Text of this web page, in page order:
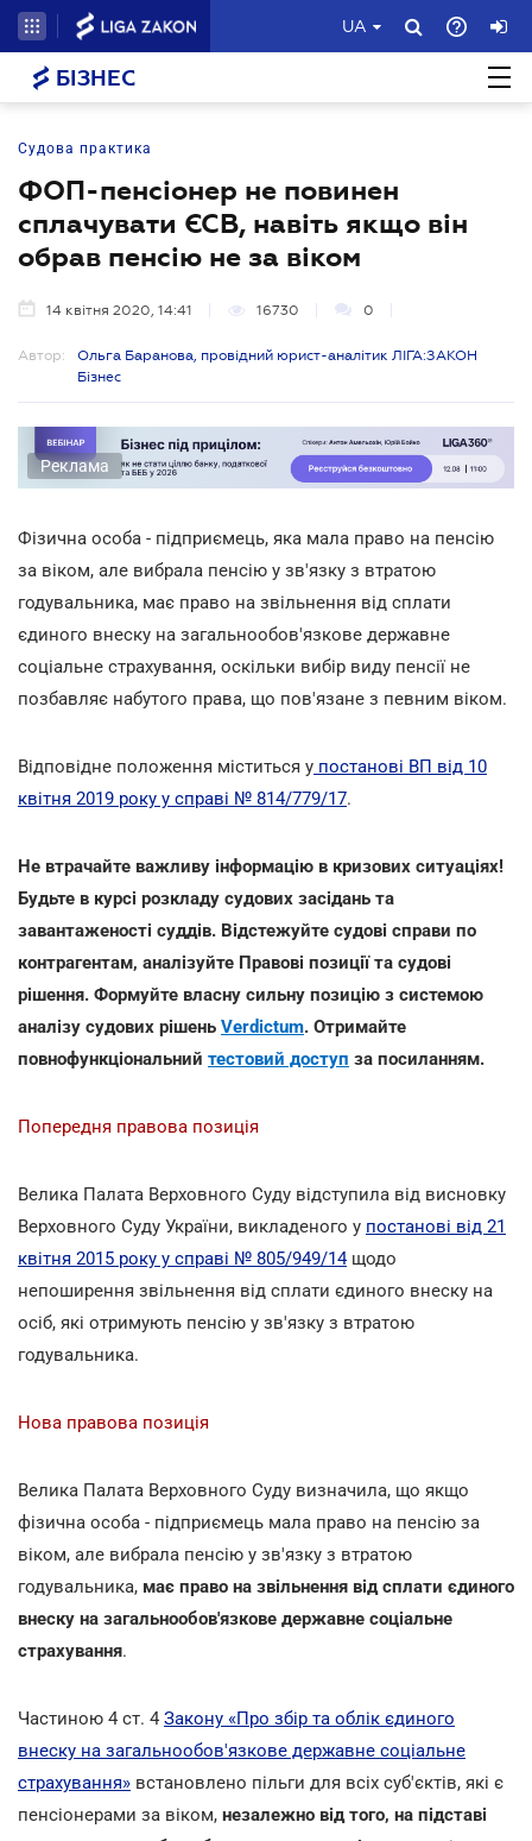
UA
БІЗНЕС
Судова практика
ФОП-пенсіонер не повинен
сплачувати ЄСВ, навіть якщо він
обрав пенсію не за віком
14 квітня 2020, 14:41 16730 0
Автор:
Ольга Баранова, провідний юрист-аналітик ЛІГА:ЗАКОН
Бізнес
Реклама
Фізична особа - підприємець, яка мала право на пенсію
за віком, але вибрала пенсію у зв'язку з втратою
годувальника, має право на звільнення від сплати
єдиного внеску на загальнообов'язкове державне
соціальне страхування, оскільки вибір виду пенсії не
позбавляє набутого права, що пов'язане з певним віком.
Відповідне положення міститься у постанові ВП від 10
квітня 2019 року у справі № 814/779/17.
Не втрачайте важливу інформацію в кризових ситуаціях!
Будьте в курсі розкладу судових засідань та
завантаженості суддів. Відстежуйте судові справи по
контрагентам, аналізуйте Правові позиції та судові
рішення. Формуйте власну сильну позицію з системою
аналізу судових рішень Verdictum. Отримайте
повнофункціональний тестовий доступ за посиланням.
Попередня правова позиція
Велика Палата Верховного Суду відступила від висновку
Верховного Суду України, викладеного у постанові від 21
квітня 2015 року у справі № 805/949/14щодо
непоширення звільнення від сплати єдиного внеску на
осіб, які отримують пенсію у зв'язку з втратою
годувальника.
Нова правова позиція
Велика Палата Верховного Суду визначила, що якщо
фізична особа - підприємець мала право на пенсію за
віком, але вибрала пенсію у зв'язку з втратою
годувальника, має право на звільнення від сплати єдиного
внеску на загальнообов'язкове державне соціальне
страхування.
Частиною 4 ст. 4 Закону «Про збір та облік єдиного
внеску на загальнообов'язкове державне соціальне
страхування» встановлено пільги для всіх суб'єктів, які є
пенсіонерами за віком, незалежно від того, на підставі